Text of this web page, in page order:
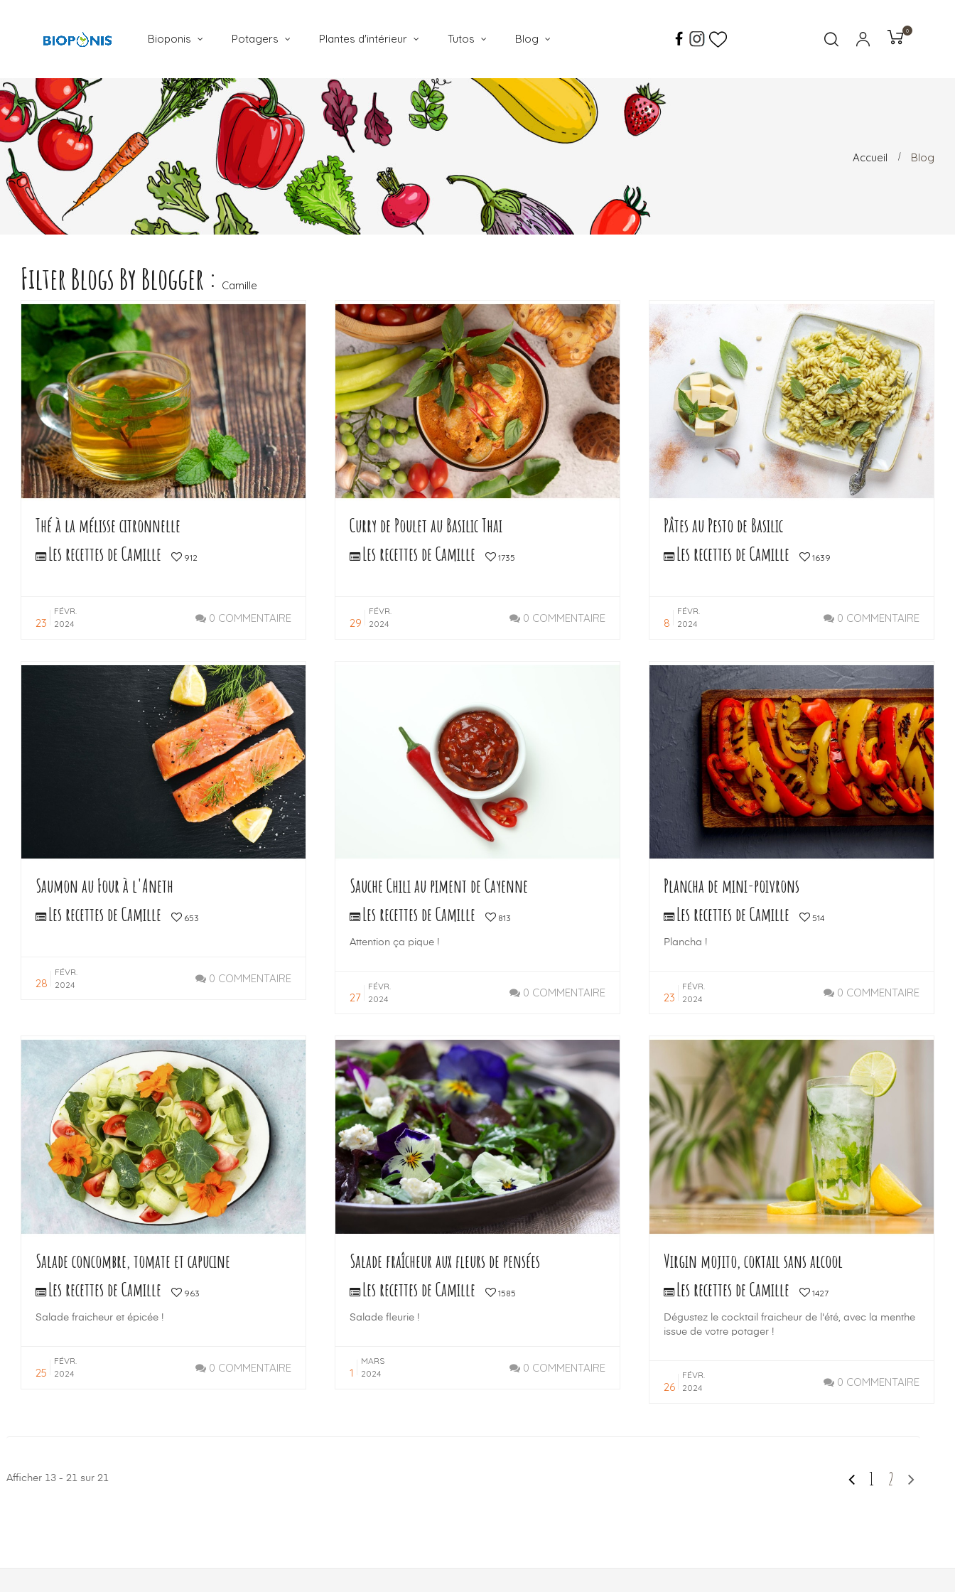
Bioponis Potagers Plantes d'intérieur Tutos Blog
0
Accueil Blog
Filter Blogs By Blogger : Camille
LIRE LA SUITE
Thé à la mélisse citronnelle
Les recettes de Camille
912
23
FÉVR.
2024
0 COMMENTAIRE
Curry de Poulet au Basilic Thai
Les recettes de Camille
1735
29
FÉVR.
2024
0 COMMENTAIRE
Pâtes au Pesto de Basilic
Les recettes de Camille
1639
8
FÉVR.
2024
0 COMMENTAIRE
Saumon au Four à l'Aneth
Les recettes de Camille
653
28
FÉVR.
2024
0 COMMENTAIRE
Sauche Chili au piment de Cayenne
Les recettes de Camille
813
Attention ça pique !
27
FÉVR.
2024
0 COMMENTAIRE
Plancha de mini-poivrons
Les recettes de Camille
514
Plancha !
23
FÉVR.
2024
0 COMMENTAIRE
Salade concombre, tomate et capucine
Les recettes de Camille
963
Salade fraicheur et épicée !
25
FÉVR.
2024
0 COMMENTAIRE
Salade fraîcheur aux fleurs de pensées
Les recettes de Camille
1585
Salade fleurie !
1
MARS
2024
0 COMMENTAIRE
Virgin mojito, coktail sans alcool
Les recettes de Camille
1427
Dégustez le cocktail fraicheur de l'été, avec la menthe
issue de votre potager !
26
FÉVR.
2024
0 COMMENTAIRE
Afficher 13 - 21 sur 21 1 2